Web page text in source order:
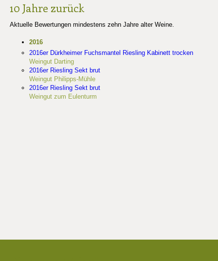
10 Jahre zurück
Aktuelle Bewertungen mindestens zehn Jahre alter Weine.
2016
2016er Dürkheimer Fuchsmantel Riesling Kabinett trocken
Weingut Darting
2016er Riesling Sekt brut
Weingut Philipps-Mühle
2016er Riesling Sekt brut
Weingut zum Eulenturm